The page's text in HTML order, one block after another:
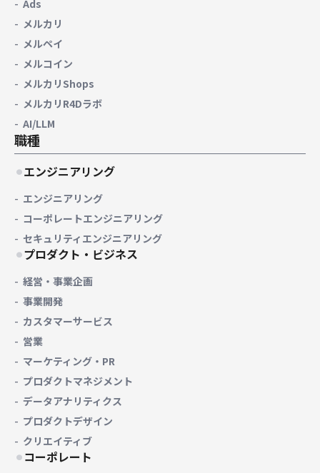
Ads
メルカリ
メルペイ
メルコイン
メルカリShops
メルカリR4Dラボ
AI/LLM
職種
エンジニアリング
エンジニアリング
コーポレートエンジニアリング
セキュリティエンジニアリング
プロダクト・ビジネス
経営・事業企画
事業開発
カスタマーサービス
営業
マーケティング・PR
プロダクトマネジメント
データアナリティクス
プロダクトデザイン
クリエイティブ
コーポレート